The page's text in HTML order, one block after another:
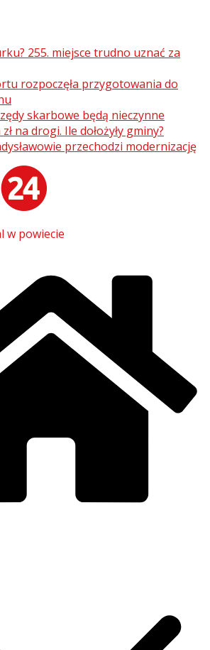
255. miejsce trudno uznać za
rozpoczęła przygotowania do
skarbowe będą nieczynne
na drogi. Ile dołożyły gminy?
przechodzi modernizację
w powiecie